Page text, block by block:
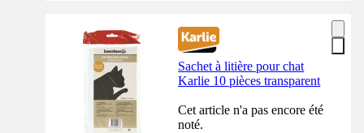
Sachet à litière pour chat
Karlie 10 pièces transparent
Cet article n'a pas encore été
noté.